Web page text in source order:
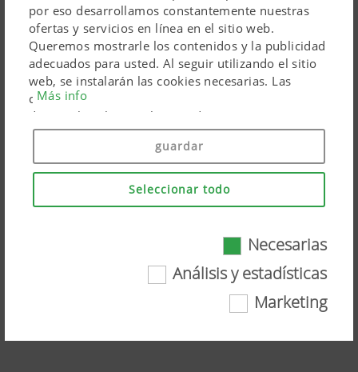
por eso desarrollamos constantemente nuestras
ofertas y servicios en línea en el sitio web.
Queremos mostrarle los contenidos y la publicidad
adecuados para usted. Al seguir utilizando el sitio
web, se instalarán las cookies necesarias. Las
cookies personales de los productos de marketing
de Google solo se utilizan si da su consentimiento
(«Aceptar todo»). También puede hacer ajustes
individuales utilizando las casillas de verificación
proporcionadas.
Ciertas tecnologías web y cookies ayudan a que
Más info
guardar
Seleccionar todo
Necesarias
Análisis y estadísticas
Marketing
Animation NOVACAT ALPHA MOTION